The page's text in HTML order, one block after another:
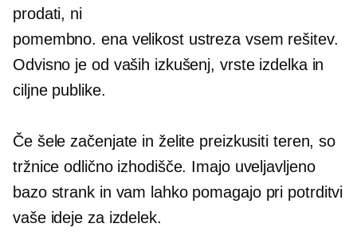
prodati, ni
pomembno.ena velikost ustreza vsem rešitev.
Odvisno je od vaših izkušenj, vrste izdelka in
ciljne publike.
Če šele začenjate in želite preizkusiti teren, so
tržnice odlično izhodišče. Imajo uveljavljeno
bazo strank in vam lahko pomagajo pri potrditvi
vaše ideje za izdelek.